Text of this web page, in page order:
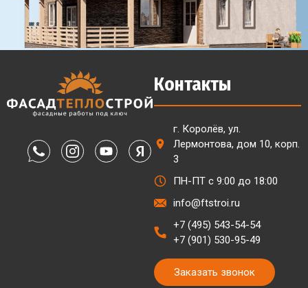
Контакты
г. Королёв, ул.
Лермонтова, дом 10, корп.
3
ПН-ПТ с 9:00 до 18:00
info@ftstroi.ru
+7 (495) 543-54-54
+7 (901) 530-95-49
Заказать звонок